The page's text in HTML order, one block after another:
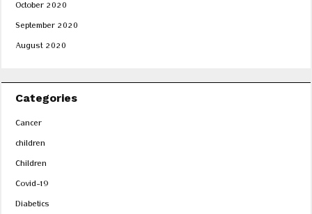
October 2020
September 2020
August 2020
Categories
Cancer
children
Children
Covid-19
Diabetics